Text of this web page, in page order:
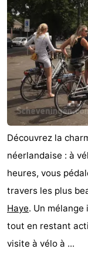
de
jeux
Aires
de
jeux
intérieures
Villages
&
villes
Nature
Visites
guidées
Sports
Faire
du
vélo
-
Randonnée
-
Terrains
de
golf
-
Surfen
-
Peche
-
Découvrez la
néerlandaise : à
heures, vous
travers les plus
Haye. Un
tout en restant
visite à vélo à ...